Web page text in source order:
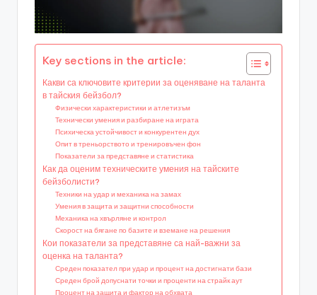
Key sections in the article:
Какви са ключовите критерии за оценяване на таланта
в тайския бейзбол?
Физически характеристики и атлетизъм
Технически умения и разбиране на играта
Психическа устойчивост и конкурентен дух
Опит в треньорството и тренировъчен фон
Показатели за представяне и статистика
Как да оценим техническите умения на тайските
бейзболисти?
Техники на удар и механика на замах
Умения в защита и защитни способности
Механика на хвърляне и контрол
Скорост на бягане по базите и вземане на решения
Кои показатели за представяне са най-важни за
оценка на таланта?
Среден показател при удар и процент на достигнати бази
Среден брой допуснати точки и проценти на страйк аут
Процент на защита и фактор на обхвата